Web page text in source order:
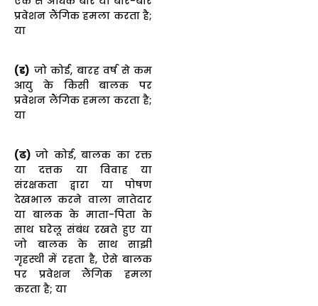
प्रवेशन लैंगिक हमला करता है;
या
(ड) जो कोई, बारह वर्ष से कम
आयु के किसी बालक पर
प्रवेशन लैंगिक हमला करता है;
या
(ढ)जो कोई, बालक का रक्त
या दत्तक या विवाह या
संरक्षकता द्वारा या पोषण
देखभाल करने वाला नातेदार
या बालक के माता-पिता के
साथ घरेलू संबंध रखते हुए या
जो बालक के साथ साझी
गृहस्थी में रहता है, ऐसे बालक
पर प्रवेशन लैंगिक हमला
करता है; या